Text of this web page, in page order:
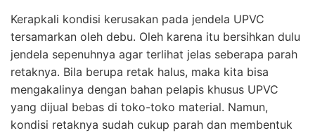
Kerapkali kondisi kerusakan pada jendela UPVC
tersamarkan oleh debu. Oleh karena itu bersihkan dulu
jendela sepenuhnya agar terlihat jelas seberapa parah
retaknya. Bila berupa retak halus, maka kita bisa
mengakalinya dengan bahan pelapis khusus UPVC
yang dijual bebas di toko-toko material. Namun,
kondisi retaknya sudah cukup parah dan membentuk